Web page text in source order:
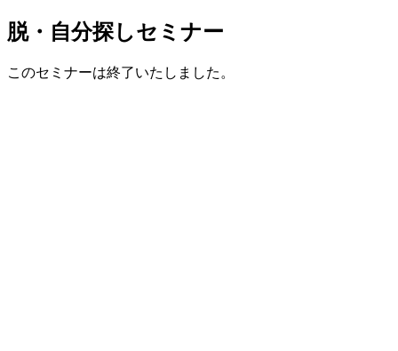
脱・自分探しセミナー
このセミナーは終了いたしました。